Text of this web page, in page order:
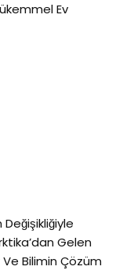
Ev
Gelen
Bilimin Çözüm